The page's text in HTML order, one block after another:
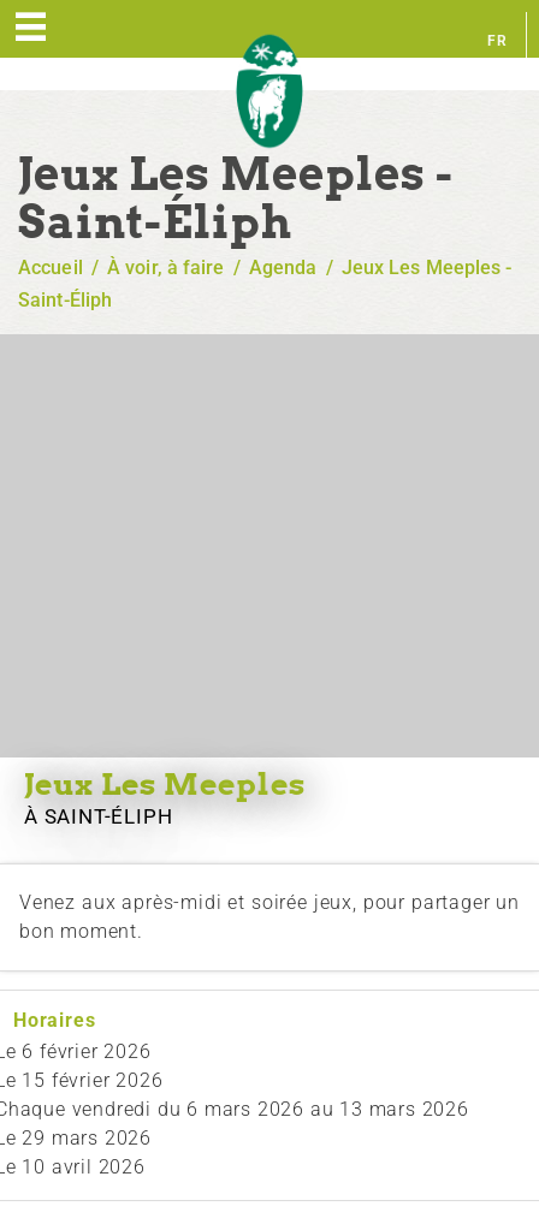
FR
Jeux Les Meeples -
Saint-Éliph
Accueil / À voir, à faire / Agenda / Jeux Les Meeples -
Saint-Éliph
Jeux Les Meeples
À SAINT-ÉLIPH
Venez aux après-midi et soirée jeux, pour partager un
bon moment.
Horaires
6 février 2026
15 février 2026
vendredi du 6 mars 2026 au 13 mars 2026
29 mars 2026
10 avril 2026